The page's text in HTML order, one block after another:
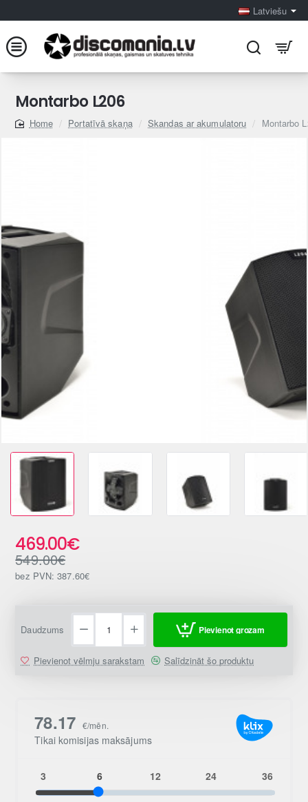
Latviešu
Montarbo L206
home
Portatīvā skaņa Skandas ar akumulatoru Montarbo
-15%
469.00€
549.00€
bez PVN: 387.60€
Daudzums Pievienot grozam
Pievienot vēlmju sarakstam Salīdzināt šo produktu